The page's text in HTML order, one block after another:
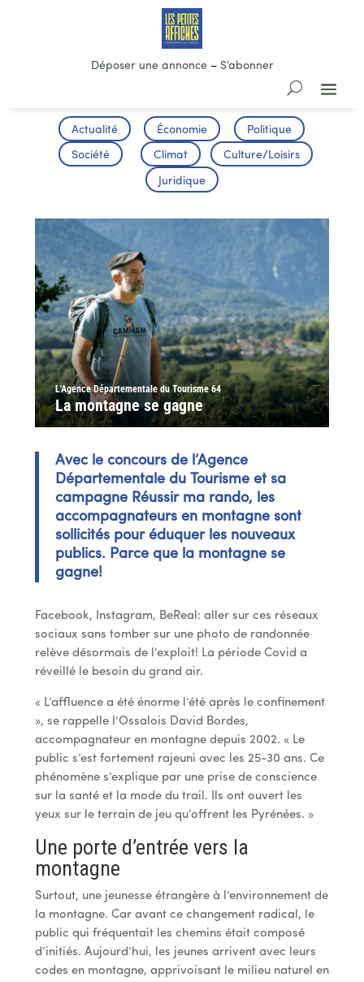
Déposer une annonce– S’abonner
Actualité Économie Politique
Société Climat Culture/Loisirs
Juridique
L'Agence Départementale du Tourisme 64
La montagne se gagne
Avec le concours de l’Agence
Départementale du Tourisme et sa
campagne Réussir ma rando, les
accompagnateurs en montagne sont
sollicités pour éduquer les nouveaux
publics. Parce que la montagne se
gagne !
Facebook, Instagram, BeReal : aller sur ces réseaux
sociaux sans tomber sur une photo de randonnée
relève désormais de l’exploit ! La période Covid a
réveillé le besoin du grand air.
« L’affluence a été énorme l’été après le confinement
», se rappelle l’Ossalois David Bordes,
accompagnateur en montagne depuis 2002. « Le
public s’est fortement rajeuni avec les 25-30 ans. Ce
phénomène s’explique par une prise de conscience
sur la santé et la mode du trail. Ils ont ouvert les
yeux sur le terrain de jeu qu’offrent les Pyrénées. »
Une porte d’entrée vers la
montagne
Surtout, une jeunesse étrangère à l’environnement de
la montagne. Car avant ce changement radical, le
public qui fréquentait les chemins était composé
d’initiés. Aujourd’hui, les jeunes arrivent avec leurs
codes en montagne, apprivoisant le milieu naturel en